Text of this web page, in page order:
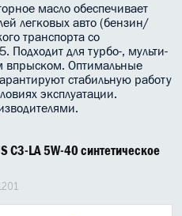
масло обеспечивает
легковых авто (бензин/
транспорта со
Подходит для турбо-, мульти-
впрыском. Оптимальные
стабильную работу
эксплуатации.
C3-LA 5W-40 синтетическое